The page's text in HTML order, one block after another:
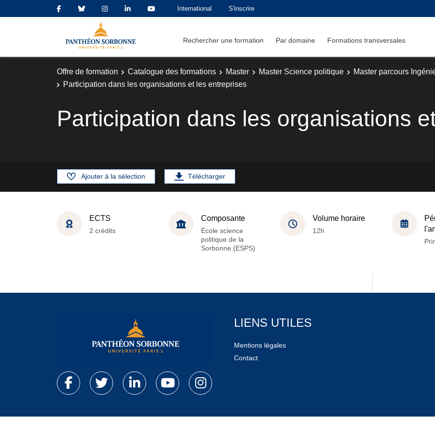
International S'inscrire
Rechercher une formation Par domaine Formations transversales
Offre de formation Catalogue des formations Master Master Science politique Master parcours
Participation dans les organisations et les entreprises
Participation dans les organisations
Ajouter à la sélection Télécharger
ECTS
2 crédits
Composante
École science
politique de la
Sorbonne (ESPS)
Volume horaire
12h
LIENS UTILES
Mentions légales
Contact